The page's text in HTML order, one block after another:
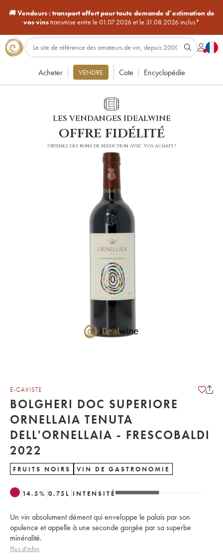
🚚Vendeurs : transport offert pour toute demande d’estimation de
vos vinstransmise entre le 01.07.2026 et le 31.08.2026 inclus*
Acheter VENDRE Cote Encyclopédie
LES VENDANGES IDEALWINE
offre fidélité
Obtenez des bons de réduction avec vos achats !
E-CAVISTE
BOLGHERI DOC SUPERIORE
ORNELLAIA TENUTA
DELL'ORNELLAIA - FRESCOBALDI
2022
FRUITS NOIRS VIN DE GASTRONOMIE
14.5% 0.75 L INTENSITÉ
Un vin absolument dément qui enveloppe le palais par son
opulence et appelle à une seconde gorgée par sa superbe
minéralité.
Plus d'infos